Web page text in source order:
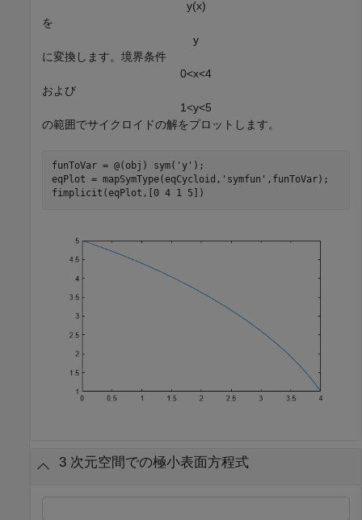
y(x)
を
y
に変換します。境界条件
0<x<4
および
1<y<5
の範囲でサイクロイドの解をプロットします。
funToVar = @(obj) sym( 'y' );
eqPlot = mapSymType(eqCycloid, 'symfun' ,funToVar);
fimplicit(eqPlot,[0 4 1 5])
3 次元空間での極小表面方程式